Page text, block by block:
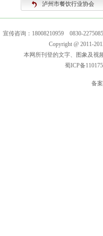
泸州市餐饮行业协会
宣传咨询：18008210959 0830-
Copyright @ 2011-
本网所刊登的文字、图象及视
蜀ICP备
备